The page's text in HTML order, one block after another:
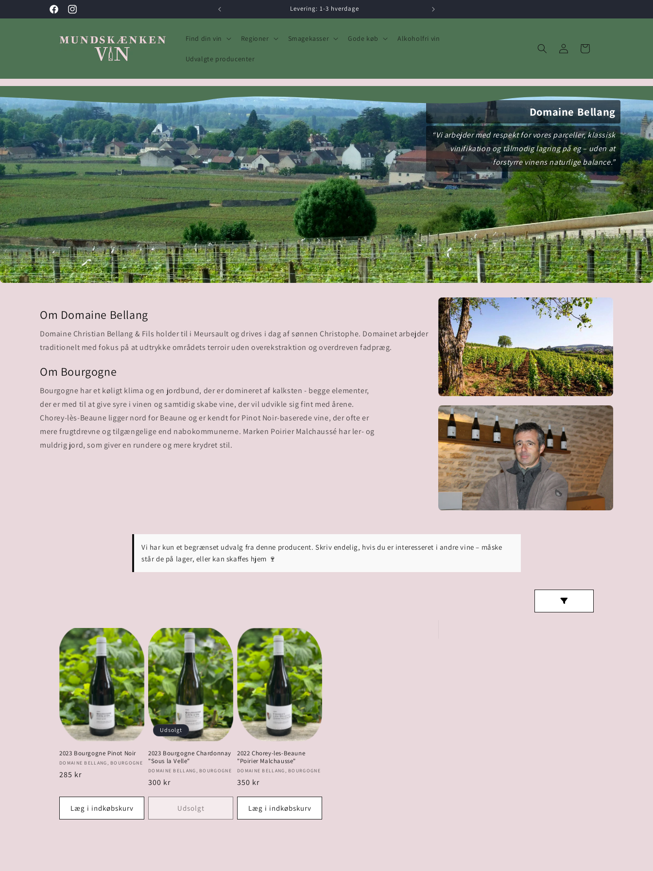
FacebookInstagram
Levering: 1-3 hverdage
Find din vin Regioner Smagekasser Gode køb Alkoholfri vin
Udvalgte producenter
Log
ind
Indkøbskurv
Domaine Bellang
“Vi arbejder med respekt for vores parceller, klassisk
vinifikation og tålmodig lagring på eg – uden at
forstyrre vinens naturlige balance.”
Om Domaine Bellang
Domaine Christian Bellang & Fils holder til i Meursault og drives i dag af sønnen Christophe. Domainet arbejder
traditionelt med fokus på at udtrykke områdets terroir uden overekstraktion og overdreven fadpræg.
Om Bourgogne
Bourgogne har et køligt klima og en jordbund, der er domineret af kalksten - begge elementer,
der er med til at give syre i vinen og samtidig skabe vine, der vil udvikle sig fint med årene.
Chorey-lès-Beaune ligger nord for Beaune og er kendt for Pinot Noir-baserede vine, der ofte er
mere frugtdrevne og tilgængelige end nabokommunerne. Marken Poirier Malchaussé har ler- og
muldrig jord, som giver en rundere og mere krydret stil.
Vi har kun et begrænset udvalg fra denne producent. Skriv endelig, hvis du er interesseret i andre vine – måske
står de på lager, eller kan skaffes hjem 🍷
2023 Bourgogne Pinot Noir
Forhandler:
DOMAINE BELLANG, BOURGOGNE
Normalpris
285 kr
Læg i indkøbskurv
Udsolgt
2023 Bourgogne Chardonnay
"Sous la Velle"
Forhandler:
DOMAINE BELLANG, BOURGOGNE
Normalpris
300 kr
Udsolgt
2022 Chorey-les-Beaune
"Poirier Malchausse"
Forhandler:
DOMAINE BELLANG, BOURGOGNE
Normalpris
350 kr
Læg i indkøbskurv